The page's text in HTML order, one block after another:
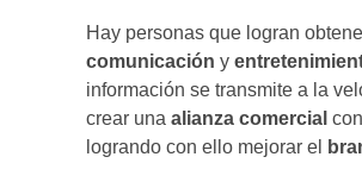
Hay personas que logran
comunicación y
información se transmite a la
crear una alianza comercial
logrando con ello mejorar el